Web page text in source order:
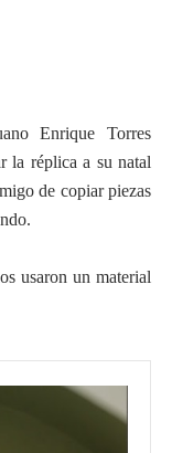
Enrique Torres
la réplica a su natal
de copiar piezas
usaron un material